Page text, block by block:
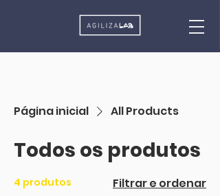
Página inicial All Products
Todos os produtos
4 produtos Filtrar e ordenar